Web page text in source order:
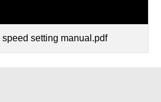
setting manual.pdf